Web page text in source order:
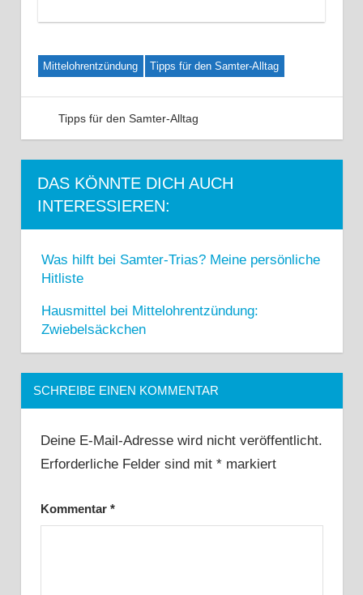
Mittelohrentzündung Tipps für den Samter-Alltag
Tipps für den Samter-Alltag
hinterlassen
DAS KÖNNTE DICH AUCH
INTERESSIEREN:
Was hilft bei Samter-Trias? Meine persönliche
Hitliste
Hausmittel bei Mittelohrentzündung:
Zwiebelsäckchen
SCHREIBE EINEN KOMMENTAR
Deine E-Mail-Adresse wird nicht veröffentlicht.
Erforderliche Felder sind mit *markiert
Kommentar *